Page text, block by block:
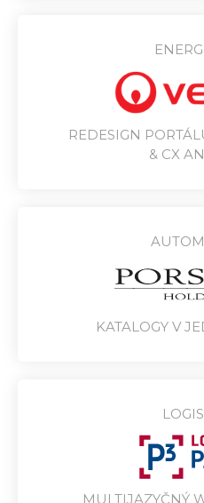
REDESIGN
& CX
KATALOGY V
MULTIJAZYČNÝ